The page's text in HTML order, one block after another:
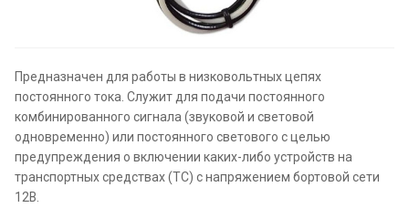
Предназначен для работы в низковольтных цепях
постоянного тока. Служит для подачи постоянного
комбинированного сигнала (звуковой и световой
одновременно) или постоянного светового с целью
предупреждения о включении каких-либо устройств на
транспортных средствах (ТС) с напряжением бортовой сети
12В.